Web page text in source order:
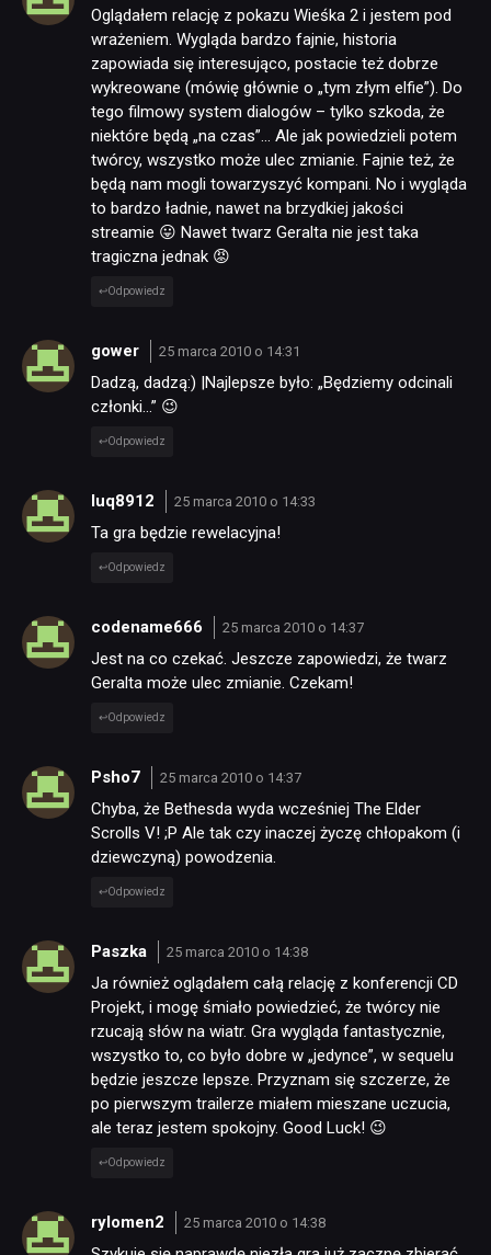
Oglądałem relację z pokazu Wieśka 2 i jestem pod
wrażeniem. Wygląda bardzo fajnie, historia
zapowiada się interesująco, postacie też dobrze
wykreowane (mówię głównie o „tym złym elfie”). Do
tego filmowy system dialogów – tylko szkoda, że
niektóre będą „na czas”… Ale jak powiedzieli potem
twórcy, wszystko może ulec zmianie. Fajnie też, że
będą nam mogli towarzyszyć kompani. No i wygląda
to bardzo ładnie, nawet na brzydkiej jakości
streamie 😛 Nawet twarz Geralta nie jest taka
tragiczna jednak 😡
Odpowiedz
gower 25 marca 2010 o 14:31
Dadzą, dadzą:) |Najlepsze było: „Będziemy odcinali
członki…” 😉
Odpowiedz
luq8912 25 marca 2010 o 14:33
Ta gra będzie rewelacyjna!
Odpowiedz
codename666 25 marca 2010 o 14:37
Jest na co czekać. Jeszcze zapowiedzi, że twarz
Geralta może ulec zmianie. Czekam!
Odpowiedz
Psho7 25 marca 2010 o 14:37
Chyba, że Bethesda wyda wcześniej The Elder
Scrolls V! ;P Ale tak czy inaczej życzę chłopakom (i
dziewczyną) powodzenia.
Odpowiedz
Paszka 25 marca 2010 o 14:38
Ja również oglądałem całą relację z konferencji CD
Projekt, i mogę śmiało powiedzieć, że twórcy nie
rzucają słów na wiatr. Gra wygląda fantastycznie,
wszystko to, co było dobre w „jedynce”, w sequelu
będzie jeszcze lepsze. Przyznam się szczerze, że
po pierwszym trailerze miałem mieszane uczucia,
ale teraz jestem spokojny. Good Luck! 😉
Odpowiedz
rylomen2 25 marca 2010 o 14:38